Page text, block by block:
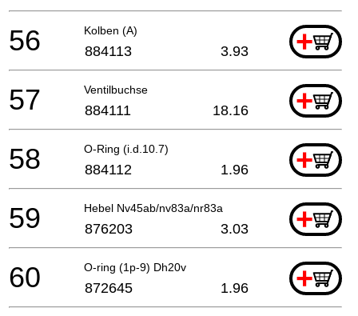
Kolben (A) +
56 884113 3.93
Ventilbuchse +
57 884111 18.16
O-Ring (i.d.10.7) +
58 884112 1.96
Hebel Nv45ab/nv83a/nr83a +
59 876203 3.03
O-ring (1p-9) Dh20v +
60 872645 1.96